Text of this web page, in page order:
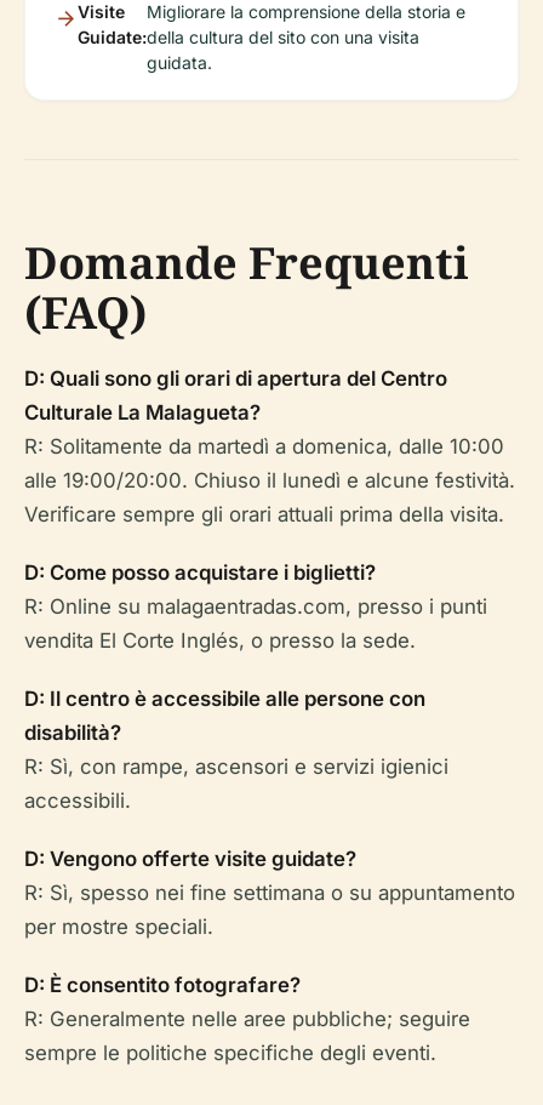
Visite
Guidate:
Migliorare la comprensione della storia e
della cultura del sito con una visita
guidata.
Domande Frequenti
(FAQ)
D: Quali sono gli orari di apertura del Centro
Culturale La Malagueta?
R: Solitamente da martedì a domenica, dalle 10:00
alle 19:00/20:00. Chiuso il lunedì e alcune festività.
Verificare sempre gli orari attuali prima della visita.
D: Come posso acquistare i biglietti?
R: Online su malagaentradas.com, presso i punti
vendita El Corte Inglés, o presso la sede.
D: Il centro è accessibile alle persone con
disabilità?
R: Sì, con rampe, ascensori e servizi igienici
accessibili.
D: Vengono offerte visite guidate?
R: Sì, spesso nei fine settimana o su appuntamento
per mostre speciali.
D: È consentito fotografare?
R: Generalmente nelle aree pubbliche; seguire
sempre le politiche specifiche degli eventi.